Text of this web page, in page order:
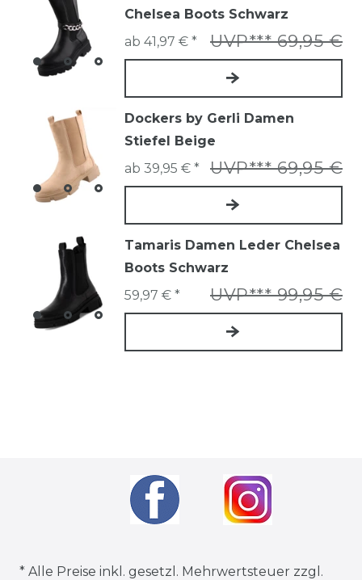
Chelsea Boots Schwarz
UVP*** 69,95 €
ab 41,97 € *
Dockers by Gerli Damen
Stiefel Beige
UVP*** 69,95 €
ab 39,95 € *
Tamaris Damen Leder Chelsea
Boots Schwarz
UVP*** 99,95 €
59,97 € *
* Alle Preise inkl. gesetzl. Mehrwertsteuer zzgl.